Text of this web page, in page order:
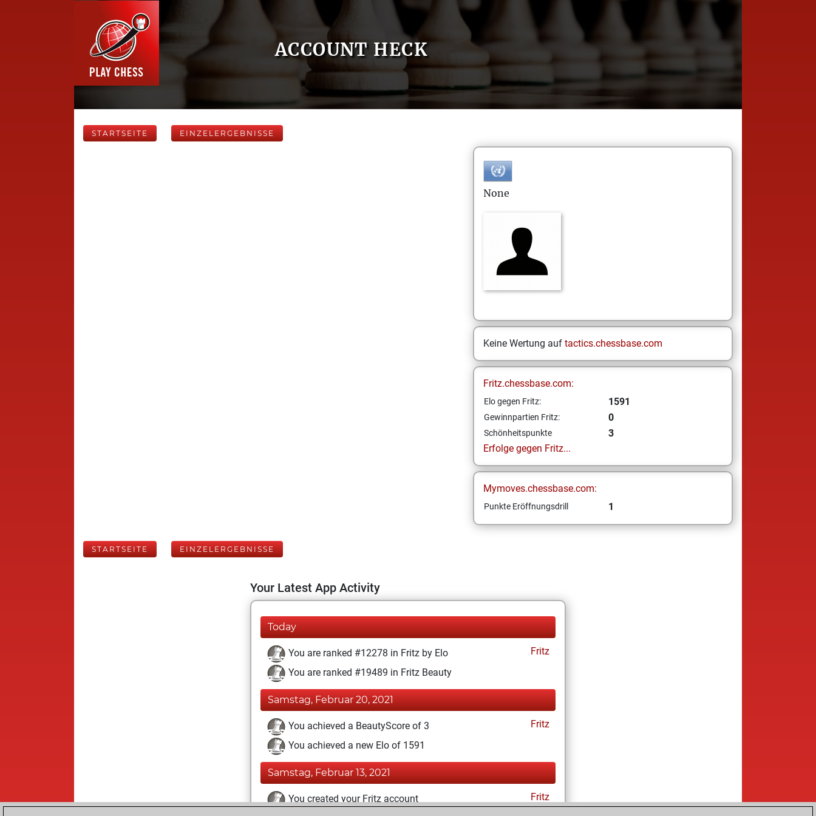
ACCOUNT HECK
STARTSEITE EINZELERGEBNISSE
None
Keine Wertung auf tactics.chessbase.com
Fritz.chessbase.com:
Elo gegen Fritz: 1591
Gewinnpartien Fritz: 0
Schönheitspunkte
3
Erfolge gegen Fritz...
Mymoves.chessbase.com:
Punkte Eröffnungsdrill 1
STARTSEITE EINZELERGEBNISSE
Your Latest App Activity
Today
You are ranked #12278 in Fritz by Elo
Fritz
You are ranked #19489 in Fritz Beauty
Samstag, Februar 20, 2021
You achieved a BeautyScore of 3
Fritz
You achieved a new Elo of 1591
Samstag, Februar 13, 2021
You created your Fritz account Fritz